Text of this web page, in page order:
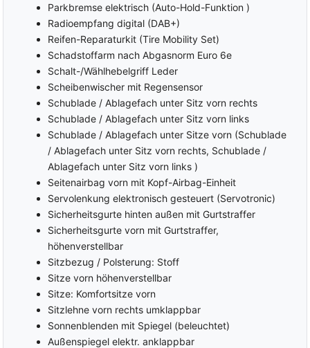
Parkbremse elektrisch (Auto-Hold-Funktion )
Radioempfang digital (DAB+)
Reifen-Reparaturkit (Tire Mobility Set)
Schadstoffarm nach Abgasnorm Euro 6e
Schalt-/Wählhebelgriff Leder
Scheibenwischer mit Regensensor
Schublade / Ablagefach unter Sitz vorn rechts
Schublade / Ablagefach unter Sitz vorn links
Schublade / Ablagefach unter Sitze vorn (Schublade
/ Ablagefach unter Sitz vorn rechts, Schublade /
Ablagefach unter Sitz vorn links )
Seitenairbag vorn mit Kopf-Airbag-Einheit
Servolenkung elektronisch gesteuert (Servotronic)
Sicherheitsgurte hinten außen mit Gurtstraffer
Sicherheitsgurte vorn mit Gurtstraffer,
höhenverstellbar
Sitzbezug / Polsterung: Stoff
Sitze vorn höhenverstellbar
Sitze: Komfortsitze vorn
Sitzlehne vorn rechts umklappbar
Sonnenblenden mit Spiegel (beleuchtet)
Außenspiegel elektr. anklappbar